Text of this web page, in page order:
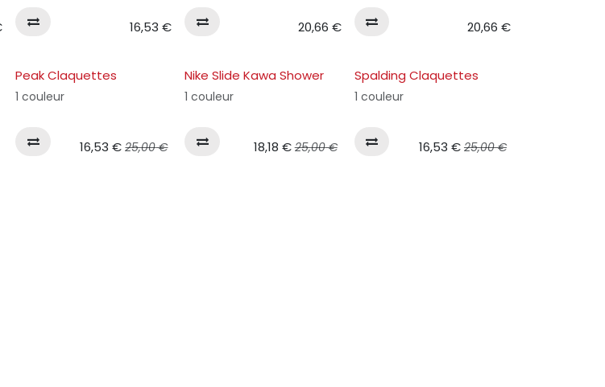
16,53 € 20,66 € 20,66 €
Peak Claquettes
1 couleur
16,53 € 25,00€
Nike Slide Kawa Shower
1 couleur
18,18 € 25,00€
Spalding Claquettes
1 couleur
16,53 € 25,00€